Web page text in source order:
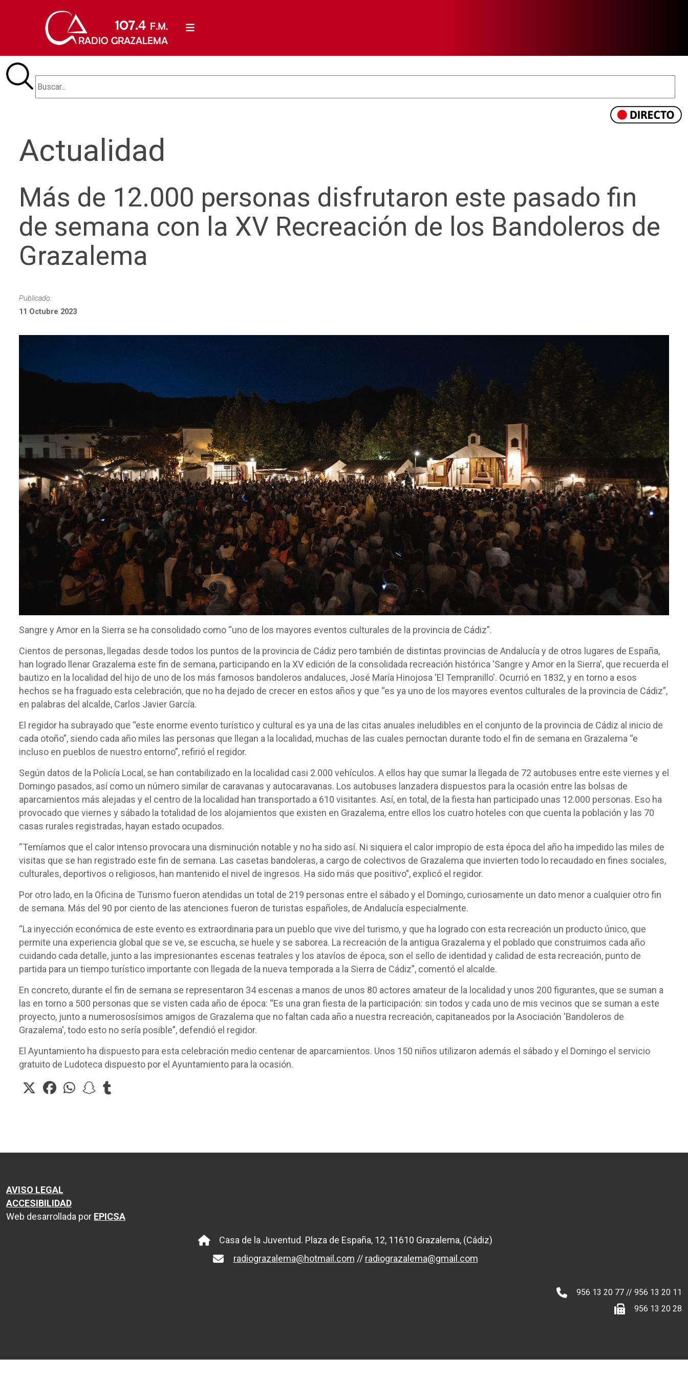
Actualidad
Más de 12.000 personas disfrutaron este pasado fin
de semana con la XV Recreación de los Bandoleros de
Grazalema
Publicado:
11 Octubre 2023
Sangre y Amor en la Sierra se ha consolidado como “uno de los mayores eventos culturales de la provincia de Cádiz”.
Cientos de personas, llegadas desde todos los puntos de la provincia de Cádiz pero también de distintas provincias de Andalucía y de otros lugares de España,
han logrado llenar Grazalema este fin de semana, participando en la XV edición de la consolidada recreación histórica 'Sangre y Amor en la Sierra', que recuerda el
bautizo en la localidad del hijo de uno de los más famosos bandoleros andaluces, José María Hinojosa 'El Tempranillo'. Ocurrió en 1832, y en torno a esos
hechos se ha fraguado esta celebración, que no ha dejado de crecer en estos años y que “es ya uno de los mayores eventos culturales de la provincia de Cádiz”,
en palabras del alcalde, Carlos Javier García.
El regidor ha subrayado que “este enorme evento turístico y cultural es ya una de las citas anuales ineludibles en el conjunto de la provincia de Cádiz al inicio de
cada otoño”, siendo cada año miles las personas que llegan a la localidad, muchas de las cuales pernoctan durante todo el fin de semana en Grazalema “e
incluso en pueblos de nuestro entorno”, refirió el regidor.
Según datos de la Policía Local, se han contabilizado en la localidad casi 2.000 vehículos. A ellos hay que sumar la llegada de 72 autobuses entre este viernes y el
Domingo pasados, así como un número similar de caravanas y autocaravanas. Los autobuses lanzadera dispuestos para la ocasión entre las bolsas de
aparcamientos más alejadas y el centro de la localidad han transportado a 610 visitantes. Así, en total, de la fiesta han participado unas 12.000 personas. Eso ha
provocado que viernes y sábado la totalidad de los alojamientos que existen en Grazalema, entre ellos los cuatro hoteles con que cuenta la población y las 70
casas rurales registradas, hayan estado ocupados.
“Temíamos que el calor intenso provocara una disminución notable y no ha sido así. Ni siquiera el calor impropio de esta época del año ha impedido las miles de
visitas que se han registrado este fin de semana. Las casetas bandoleras, a cargo de colectivos de Grazalema que invierten todo lo recaudado en fines sociales,
culturales, deportivos o religiosos, han mantenido el nivel de ingresos. Ha sido más que positivo”, explicó el regidor.
Por otro lado, en la Oficina de Turismo fueron atendidas un total de 219 personas entre el sábado y el Domingo, curiosamente un dato menor a cualquier otro fin
de semana. Más del 90 por ciento de las atenciones fueron de turistas españoles, de Andalucía especialmente.
“La inyección económica de este evento es extraordinaria para un pueblo que vive del turismo, y que ha logrado con esta recreación un producto único, que
permite una experiencia global que se ve, se escucha, se huele y se saborea. La recreación de la antigua Grazalema y el poblado que construimos cada año
cuidando cada detalle, junto a las impresionantes escenas teatrales y los atavíos de época, son el sello de identidad y calidad de esta recreación, punto de
partida para un tiempo turístico importante con llegada de la nueva temporada a la Sierra de Cádiz”, comentó el alcalde.
En concreto, durante el fin de semana se representaron 34 escenas a manos de unos 80 actores amateur de la localidad y unos 200 figurantes, que se suman a
las en torno a 500 personas que se visten cada año de época: “Es una gran fiesta de la participación: sin todos y cada uno de mis vecinos que se suman a este
proyecto, junto a numerososísimos amigos de Grazalema que no faltan cada año a nuestra recreación, capitaneados por la Asociación 'Bandoleros de
Grazalema', todo esto no sería posible”, defendió el regidor.
El Ayuntamiento ha dispuesto para esta celebración medio centenar de aparcamientos. Unos 150 niños utilizaron además el sábado y el Domingo el servicio
gratuito de Ludoteca dispuesto por el Ayuntamiento para la ocasión.
AVISO LEGAL
ACCESIBILIDAD
Web desarrollada por EPICSA
Casa de la Juventud. Plaza de España, 12, 11610 Grazalema, (Cádiz)
radiograzalema@hotmail.com // radiograzalema@gmail.com
956 13 20 77 // 956 13 20 11
956 13 20 28